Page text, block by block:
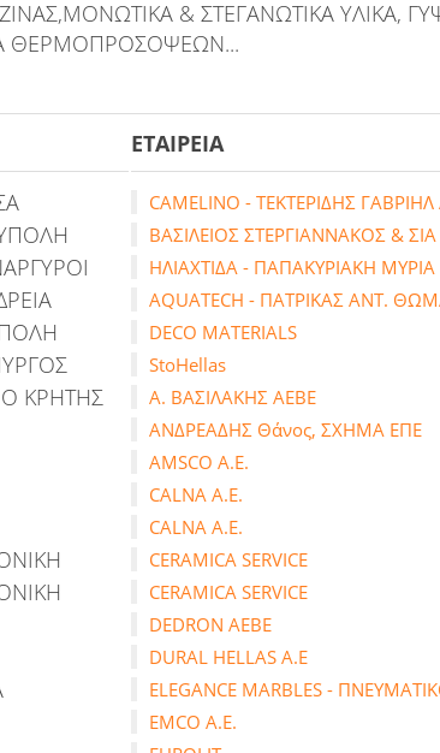
& ΣΤΕΓΑΝΩΤΙΚΑ ΥΛΙΚΑ,
ΘΕΡΜΟΠΡΟΣΟΨΕΩΝ...
ΕΤΑΙΡΕΙΑ
CAMELINO - ΤΕΚΤΕΡΙΔΗΣ
ΒΑΣΙΛΕΙΟΣ ΣΤΕΡΓΙΑΝΝΑΚΟΣ & ΣΙΑ
ΗΛΙΑΧΤΙΔΑ - ΠΑΠΑΚΥΡΙΑΚΗ ΜΥΡΙΑ
AQUATECH - ΠΑΤΡΙΚΑΣ ΑΝΤ.
DECO MATERIALS
StoHellas
ΚΡΗΤΗΣ Α. ΒΑΣΙΛΑΚΗΣ ΑΕΒΕ
ΑΝΔΡΕΑΔΗΣ Θάνος, ΣΧΗΜΑ ΕΠΕ
AMSCO Α.Ε.
CALNA Α.Ε.
CALNA Α.Ε.
CERAMICA SERVICE
CERAMICA SERVICE
DEDRON AEBE
DURAL HELLAS A.E
ELEGANCE MARBLES -
EMCO A.E.